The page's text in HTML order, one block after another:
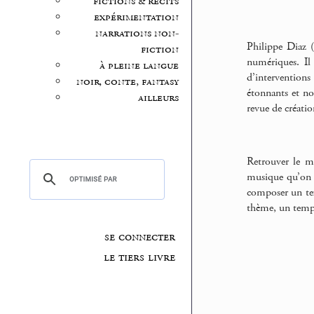
expérimentation
narrations non-
fiction
à pleine langue
noir, conte, fantasy
ailleurs
se connecter
le tiers livre
Philippe Diaz
numériques. Il
étonnants et
revue de
Retrouver le
musique
composer un
thème, un